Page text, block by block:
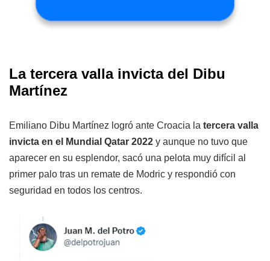
La tercera valla invicta del Dibu
Martínez
Emiliano Dibu Martínez logró ante Croacia la tercera valla
invicta en el Mundial Qatar 2022 y aunque no tuvo que
aparecer en su esplendor, sacó una pelota muy difícil al
primer palo tras un remate de Modric y respondió con
seguridad en todos los centros.